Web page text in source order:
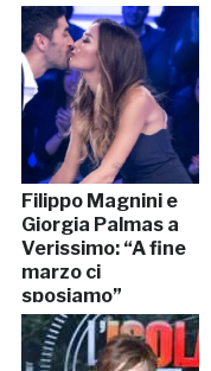
Filippo Magnini e
Giorgia Palmas a
Verissimo: “A fine
marzo ci
sposiamo”